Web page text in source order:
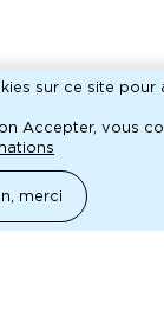
sur ce site pour
Accepter, vous
merci